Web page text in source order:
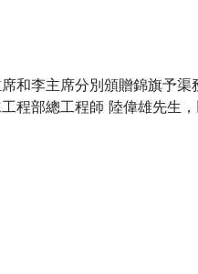
和李主席分別頒贈錦旗予渠
程部總工程師 陸偉雄先生